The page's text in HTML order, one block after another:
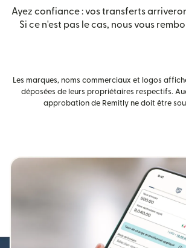
Ayez confiance : vos transferts
Si ce n'est pas le cas, nous vous
Les marques, noms commerciaux et logos
déposées de leurs propriétaires respectifs.
approbation de Remitly ne doit être